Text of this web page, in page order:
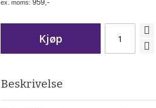
959,-
Kjøp
Beskrivelse